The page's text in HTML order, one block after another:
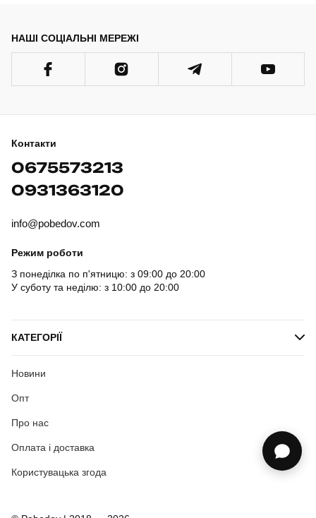
НАШІ СОЦІАЛЬНІ МЕРЕЖІ
Контакти
0675573213
0931363120
info@pobedov.com
Режим роботи
З понеділка по п'ятницю: з 09:00 до 20:00
У суботу та неділю: з 10:00 до 20:00
КАТЕГОРІЇ
Новини
Опт
Про нас
Оплата і доставка
Користувацька згода